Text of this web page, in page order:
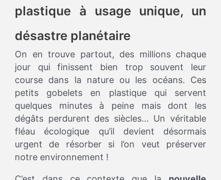
plastique à usage unique, un
désastre planétaire
On en trouve partout, des millions chaque
jour qui finissent bien trop souvent leur
course dans la nature ou les océans. Ces
petits gobelets en plastique qui servent
quelques minutes à peine mais dont les
dégâts perdurent des siècles… Un véritable
fléau écologique qu’il devient désormais
urgent de résorber si l’on veut préserver
notre environnement !